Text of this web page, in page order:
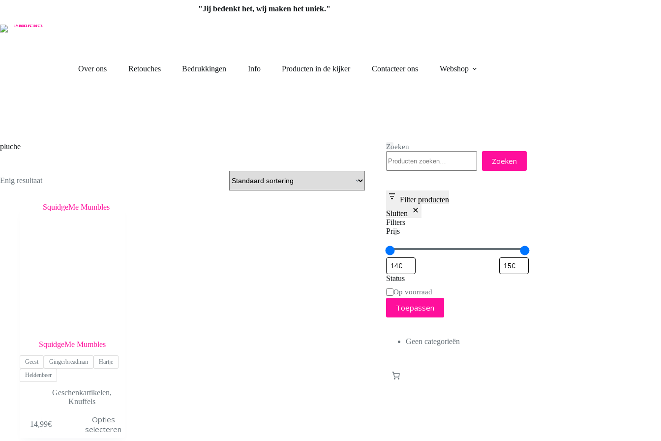
inhoud
"Jij bedenkt het, wij maken het uniek."
Over ons Retouches Bedrukkingen Info Producten in de kijker Contacteer ons Webshop
pluche
Enig resultaat
SquidgeMe Mumbles
Geest Gingerbreadman
Hartje
Heldenbeer
Geschenkartikelen,
Knuffels
14,99€
Opties
selecteren
product
Zoeken
Zoeken
Filter producten
Sluiten
Filters
Prijs
Status
StatusOp voorraad
Toepassen
Geen categorieën